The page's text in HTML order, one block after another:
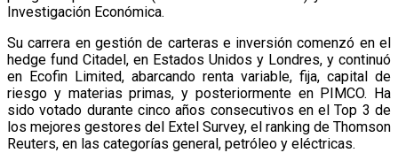
Investigación Económica.
Su carrera en gestión de carteras e inversión comenzó en el
hedge fund Citadel, en Estados Unidos y Londres, y continuó
en Ecofin Limited, abarcando renta variable, fija, capital de
riesgo y materias primas, y posteriormente en PIMCO. Ha
sido votado durante cinco años consecutivos en el Top 3 de
los mejores gestores del Extel Survey, el ranking de Thomson
Reuters, en las categorías general, petróleo y eléctricas.